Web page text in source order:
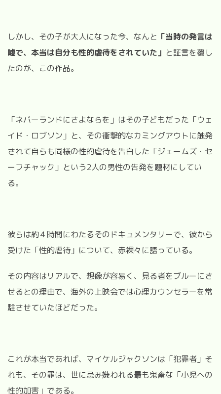
しかし、その子が大人になった今、なんと 「当時の発言は
嘘で、本当は自分も性的虐待をされていた」 と証言を覆し
たのが、この作品。
「ネバーランドにさよならを」はその子どもだった「ウェ
イド・ロブソン」と、その衝撃的なカミングアウトに触発
されて自らも同様の性的虐待を告白した「ジェームズ・セ
ーフチャック」という2人の男性の告発を題材にしてい
る。
彼らは約４時間にわたるそのドキュメンタリーで、彼から
受けた「性的虐待」について、赤裸々に語っている。
その内容はリアルで、想像が容易く、見る者をブルーにさ
せるとの理由で、海外の上映会では心理カウンセラーを常
駐させていたほどだった。
これが本当であれば、マイケルジャクソンは「犯罪者」そ
れも、その罪は、世に忌み嫌われる最も鬼畜な「小児への
性的加害」である。